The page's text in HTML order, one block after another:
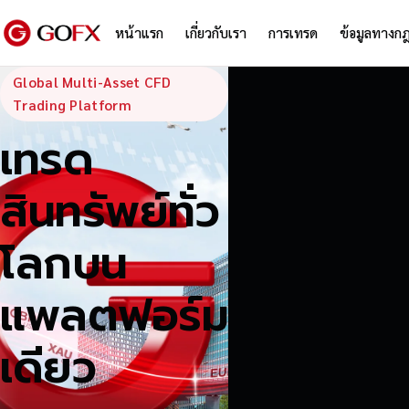
หน้าแรก เกี่ยวกับเรา การเทรด ข้อมูลทางก
GoFX —
Global Multi-Asset CFD
Trading Platform
เทรด
สินทรัพย์ทั่ว
โลกบน
แพลตฟอร์ม
เดียว